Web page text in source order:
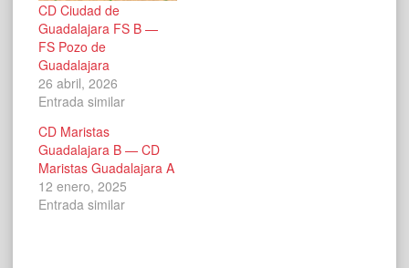
CD Ciudad de
Guadalajara FS B —
FS Pozo de
Guadalajara
26 abril, 2026
Entrada similar
CD Maristas
Guadalajara B — CD
Maristas Guadalajara A
12 enero, 2025
Entrada similar